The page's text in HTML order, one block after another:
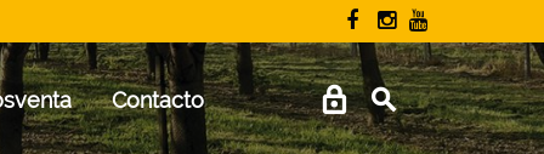
Contacto